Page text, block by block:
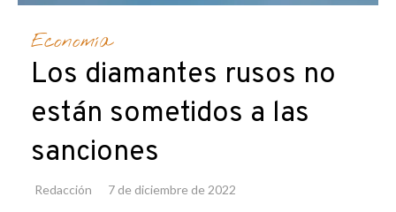
Economía
Los diamantes rusos no
están sometidos a las
sanciones
Redacción 7 de diciembre de 2022